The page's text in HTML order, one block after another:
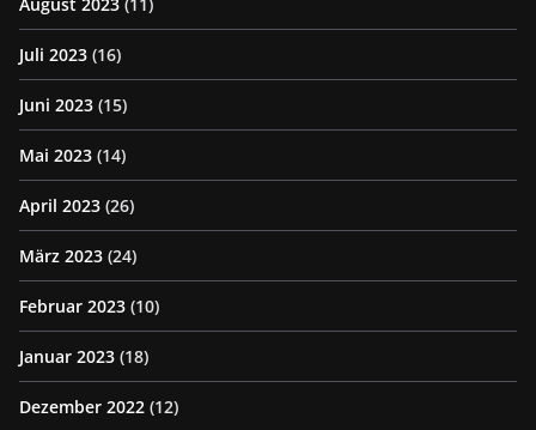
Juli 2023 (16)
Juni 2023 (15)
Mai 2023 (14)
April 2023 (26)
März 2023 (24)
Februar 2023 (10)
Januar 2023 (18)
Dezember 2022 (12)